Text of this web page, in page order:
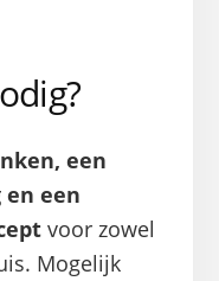
een
een
voor zowel
Mogelijk